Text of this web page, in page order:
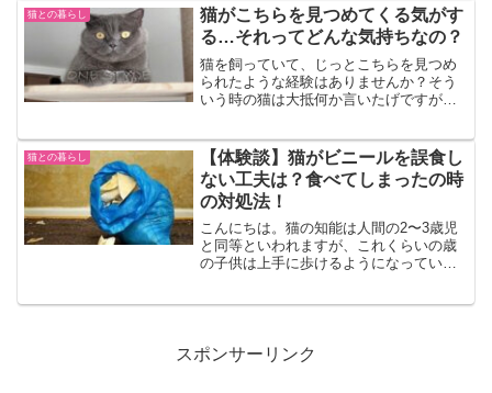
る父に話しかけると、たまに会話らしき
ものが成立していました。...
猫との暮らし
猫がこちらを見つめてくる気がす
る…それってどんな気持ちなの？
猫を飼っていて、じっとこちらを見つめ
られたような経験はありませんか？そう
いう時の猫は大抵何か言いたげですが、
で、こちらを見つめてくる時の飼い猫の
心理や、野良猫の場合の対...
猫との暮らし
【体験談】猫がビニールを誤食し
ない工夫は？食べてしまったの時
の対処法！
こんにちは。猫の知能は人間の2〜3歳児
と同等といわれますが、これくらいの歳
の子供は上手に歩けるようになっていろ
スポンサーリンク